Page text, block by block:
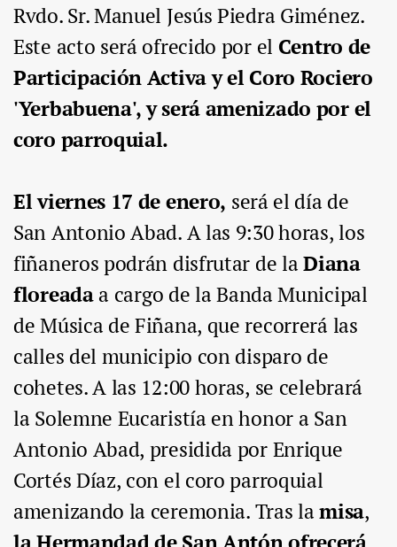
Rvdo. Sr. Manuel Jesús Piedra Giménez.
Este acto será ofrecido por el Centro de
Participación Activa y el Coro Rociero
'Yerbabuena', y será amenizado por el
coro parroquial.
El viernes 17 de enero, será el día de
San Antonio Abad. A las 9:30 horas, los
fiñaneros podrán disfrutar de laDiana
floreadaa cargo de la Banda Municipal
de Música de Fiñana, que recorrerá las
calles del municipio con disparo de
cohetes. A las 12:00 horas, se celebrará
la Solemne Eucaristía en honor a San
Antonio Abad, presidida por Enrique
Cortés Díaz, con el coro parroquial
amenizando la ceremonia. Tras lamisa,